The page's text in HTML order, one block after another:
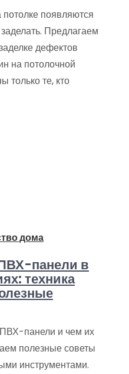
появляются
Предлагаем
дефектов
на потолочной
только те, кто
дома
панели в
техника
ПВХ-панели и чем их
полезные советы
инструментами.